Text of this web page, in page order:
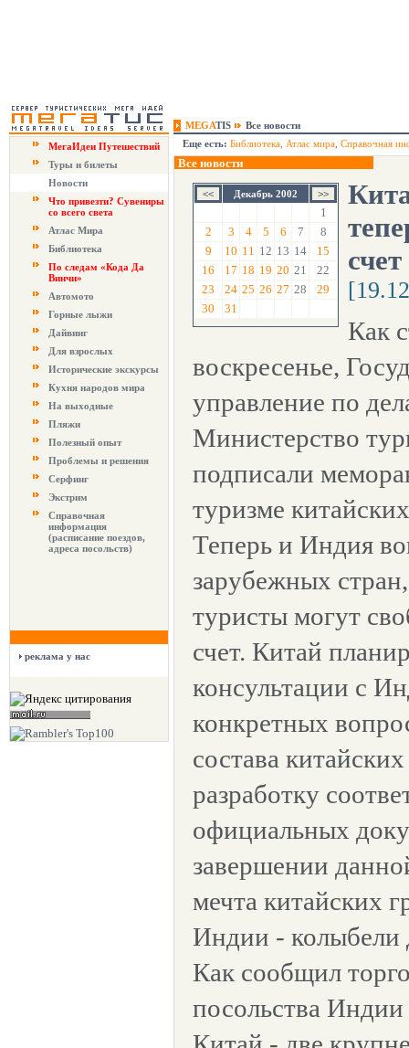
MEGATIS
Все новости
МегаИдеи Путешествий
Туры и билеты
Новости
Что привезти? Сувениры
со всего света
Атлас Мира
Библиотека
По следам «Кода Да
Винчи»
Автомото
Горные лыжи
Дайвинг
Для взрослых
Исторические экскурсы
Кухня народов мира
На выходные
Пляжи
Полезный опыт
Проблемы и решения
Серфинг
Экстрим
Справочная
информация
(расписание поездов,
адреса посольств)
реклама у нас
Еще есть: Библиотека Атлас мира Справочная
Все новости
Декабрь 2002
1
2
3 4 5 6 7
8
9
10 11 12 13 14
15
16
17 18 19 20 21
22
23
24 25 26 27 28
29
30
31
Как
воскресенье,
управление по
Министерство
подписали
туризме
Теперь и Индия
зарубежных
туристы могут
счет. Китай
консультации с
конкретных
состава
разработку
официальных
завершении
мечта китайских
Индии - колыбели
Как сообщил
посольства